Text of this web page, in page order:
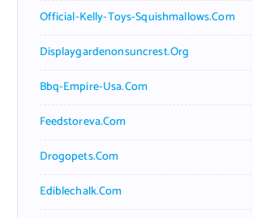
Official-Kelly-Toys-Squishmallows.com
Displaygardenonsuncrest.org
Bbq-Empire-Usa.com
Feedstoreva.com
Drogopets.com
Ediblechalk.com